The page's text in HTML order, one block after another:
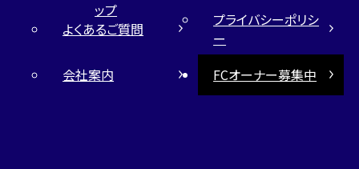
ップ
よくあるご質問
プライバシーポリシ
ー
会社案内
FCオーナー募集中